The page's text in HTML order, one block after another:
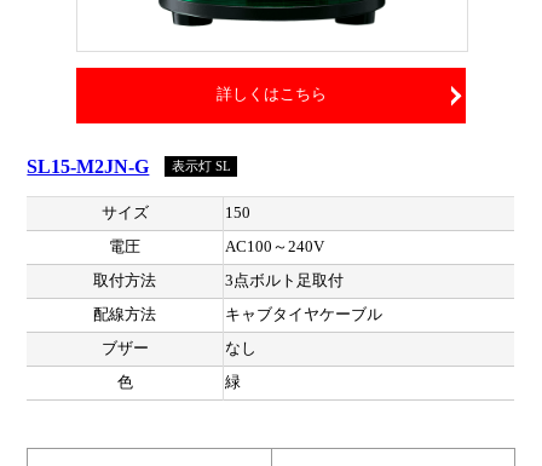
詳しくはこちら
SL15-M2JN-G 表示灯 SL
サイズ
150
電圧
AC100～240V
取付方法
3点ボルト足取付
配線方法
キャブタイヤケーブル
ブザー
なし
色
緑